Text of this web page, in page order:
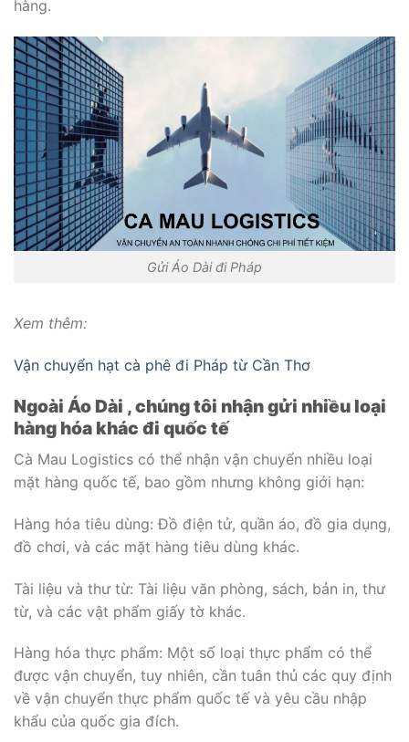
hàng.
Gửi Áo Dài đi Pháp
Xem thêm:
Vận chuyển hạt cà phê đi Pháp từ Cần Thơ
Ngoài Áo Dài , chúng tôi nhận gửi nhiều loại
hàng hóa khác đi quốc tế
Cà Mau Logistics có thể nhận vận chuyển nhiều loại
mặt hàng quốc tế, bao gồm nhưng không giới hạn:
Hàng hóa tiêu dùng: Đồ điện tử, quần áo, đồ gia dụng,
đồ chơi, và các mặt hàng tiêu dùng khác.
Tài liệu và thư từ: Tài liệu văn phòng, sách, bản in, thư
từ, và các vật phẩm giấy tờ khác.
Hàng hóa thực phẩm: Một số loại thực phẩm có thể
được vận chuyển, tuy nhiên, cần tuân thủ các quy định
về vận chuyển thực phẩm quốc tế và yêu cầu nhập
khẩu của quốc gia đích.